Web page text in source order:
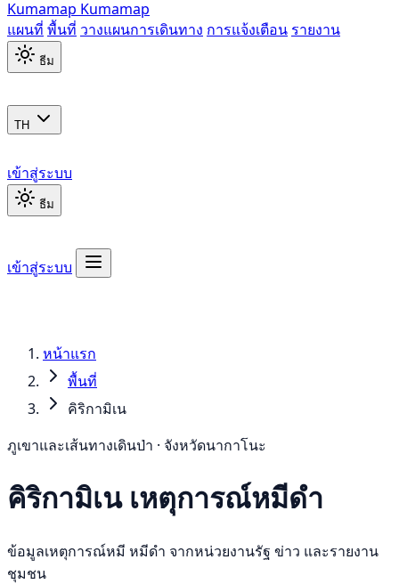
Kumamap Kumamap
แผนที่ พื้นที่ วางแผนการเดินทาง การแจ้งเตือน รายงาน
ธีม
TH
เข้าสู่ระบบ
ธีม
เข้าสู่ระบบ
หน้าแรก
พื้นที่
คิริกามิเน
ภูเขาและเส้นทางเดินป่า · จังหวัดนากาโนะ
คิริกามิเน เหตุการณ์หมีดำ
ข้อมูลเหตุการณ์หมี หมีดำ จากหน่วยงานรัฐ ข่าว และรายงาน
ชุมชน